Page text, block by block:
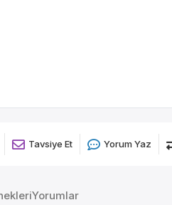
Tavsiye Et Yorum Yaz
Yorumlar